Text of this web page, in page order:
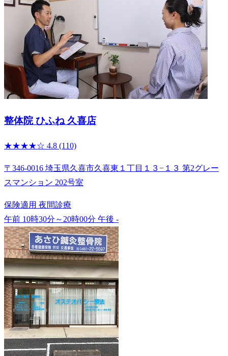
整体院 ひふね 久喜店
★★★★☆ 4.8 (110)
〒346-0016 埼玉県久喜市久喜東１丁目１３−１３ 第2グレー
スマンション 202号室
保険適用 夜間診療
午前 10時30分～20時00分 午後 -